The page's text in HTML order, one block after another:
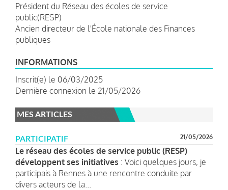
Président du Réseau des écoles de service
public(RESP)
Ancien directeur de l'École nationale des Finances
publiques
INFORMATIONS
Inscrit(e) le 06/03/2025
Dernière connexion le 21/05/2026
MES ARTICLES
PARTICIPATIF 21/05/2026
Le réseau des écoles de service public (RESP)
développent ses initiatives : Voici quelques jours, je
participais à Rennes à une rencontre conduite par
divers acteurs de la...